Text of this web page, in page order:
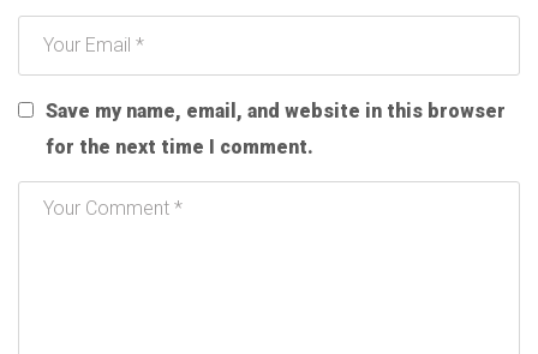
Save my name, email, and website in this browser
for the next time I comment.